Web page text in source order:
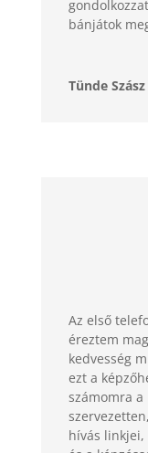
bánjátok
Tünde Szász
Az első
éreztem
kedvesség
ezt a
számomra a
hívás linkjei,